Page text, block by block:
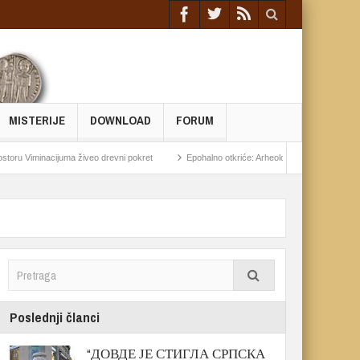
MISTERIJE DOWNLOAD FORUM
živeo drevni pokret Epohalno otkriće: Arheolozi pronašli „Župsku
Poslednji članci
“ДОВДЕ ЈЕ СТИГЛА СРПСКА